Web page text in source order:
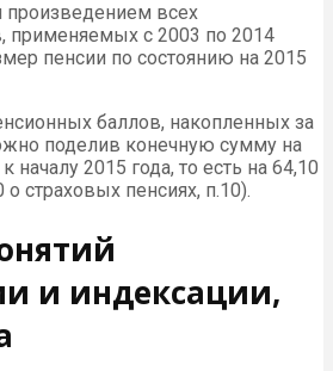
произведением всех
применяемых с 2003 по 2014
пенсии по состоянию на 2015
баллов, накопленных за
поделив конечную сумму на
началу 2015 года, то есть на 64,10
страховых пенсиях, п.10).
и индексации,